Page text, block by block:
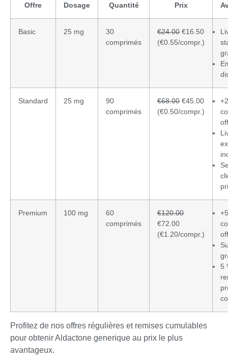
Offre Dosage Quantité Prix
Basic 25 mg
30
comprimés
€24.00 €16.50
(€0.55/compr.)
Standard 25 mg
90
comprimés
€68.00 €45.00
(€0.50/compr.)
+2
Premium 100 mg
60
comprimés
€120.00
€72.00
(€1.20/compr.)
+5
5
Profitez de nos offres régulières et remises cumulables
pour obtenir Aldactone generique au prix le plus
avantageux.